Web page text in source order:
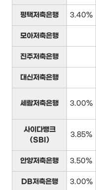
평택저축은행 3.40%
모아저축은행
진주저축은행
대신저축은행
세람저축은행 3.00%
사이다뱅크
(SBI)
3.85%
안양저축은행 3.50%
DB저축은행 3.00%